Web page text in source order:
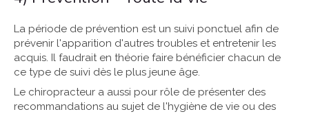
La période de prévention est un suivi ponctuel afin de
prévenir l'apparition d'autres troubles et entretenir les
acquis. Il faudrait en théorie faire bénéficier chacun de
ce type de suivi dès le plus jeune âge.
Le chiropracteur a aussi pour rôle de présenter des
recommandations au sujet de l'hygiène de vie ou des